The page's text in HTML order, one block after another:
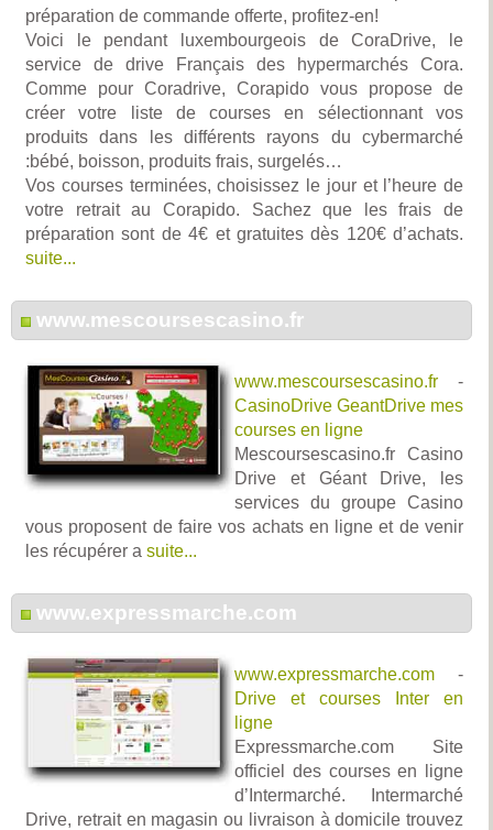
préparation de commande offerte, profitez-en!
Voici le pendant luxembourgeois de CoraDrive, le
service de drive Français des hypermarchés Cora.
Comme pour Coradrive, Corapido vous propose de
créer votre liste de courses en sélectionnant vos
produits dans les différents rayons du cybermarché
:bébé, boisson, produits frais, surgelés…
Vos courses terminées, choisissez le jour et l’heure de
votre retrait au Corapido. Sachez que les frais de
préparation sont de 4€ et gratuites dès 120€ d’achats.
suite...
www.mescoursescasino.fr
www.mescoursescasino.fr -
CasinoDrive GeantDrive mes
courses en ligne
Mescoursescasino.fr Casino
Drive et Géant Drive, les
services du groupe Casino
vous proposent de faire vos achats en ligne et de venir
les récupérer a suite...
www.expressmarche.com
www.expressmarche.com -
Drive et courses Inter en
ligne
Expressmarche.com Site
officiel des courses en ligne
d’Intermarché. Intermarché
Drive, retrait en magasin ou livraison à domicile trouvez